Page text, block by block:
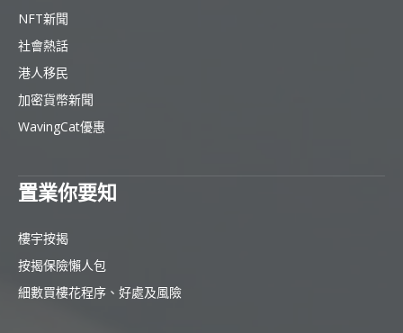
NFT新聞
社會熱話
港人移民
加密貨幣新聞
WavingCat優惠
置業你要知
樓宇按揭
按揭保險懶人包
細數買樓花程序、好處及風險